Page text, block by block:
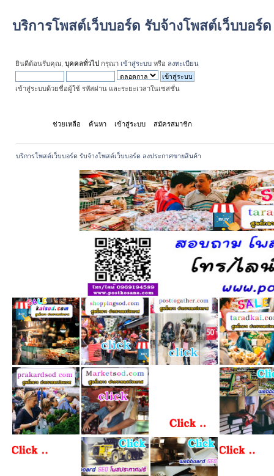
บริการโพสต์เว็บบอร์ด รับจ้างโพสต์เว็บบอร์
ยินดีต้อนรับคุณ, บุคคลทั่วไป กรุณา เข้าสู่ระบบ หรือ ลงทะเบียน
เข้าสู่ระบบด้วยชื่อผู้ใช้ รหัสผ่าน และระยะเวลาในเซสชั่น
ช่วยเหลือ ค้นหา เข้าสู่ระบบ สมัครสมาชิก
บริการโพสต์เว็บบอร์ด รับจ้างโพสต์เว็บบอร์ด ลงประกาศขายสินค้า